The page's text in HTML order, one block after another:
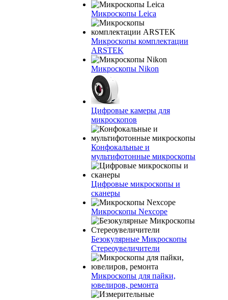
Микроскопы Leica
Микроскопы комплектации
ARSTEK
Микроскопы Nikon
Цифровые камеры для
микроскопов
Конфокальные и
мультифотонные микроскопы
Цифровые микроскопы и
сканеры
Микроскопы Nexcope
Безокулярные Микроскопы
Стереоувеличители
Микроскопы для пайки,
ювелиров, ремонта